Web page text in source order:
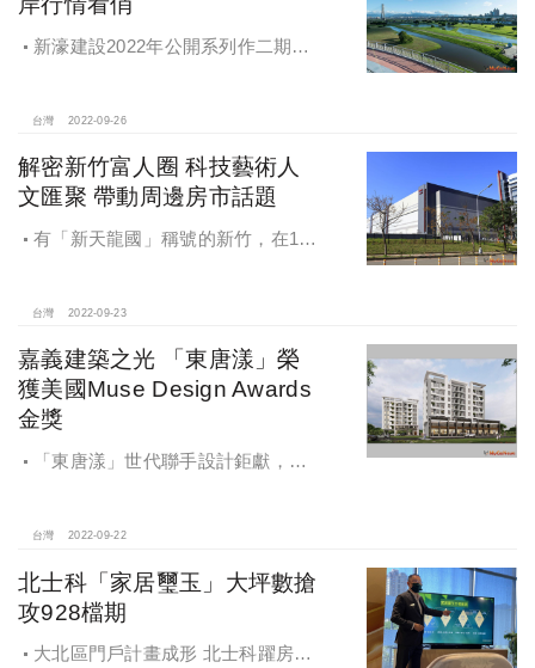
新濠建設2022年公開系列作二期
市場接受度高的20~33坪、2~3房產
品，獲得相當不錯的市場迴響。
台灣 2022-09-26
解密新竹富人圈 科技藝術人
文匯聚 帶動周邊房市話題
有「新天龍國」稱號的新竹，在16
便進入冷靜期，仍澆不息科技新貴買
屋的需求。
台灣 2022-09-23
嘉義建築之光 「東唐漾」榮
獲美國Muse Design Awards
金獎
「東唐漾」世代聯手設計鉅獻，由
偉建築師、德國IF獲獎白水設計李金
建築設計團隊設計，打造質青世代時
尚輕豪宅社區。
台灣 2022-09-22
北士科「家居璽玉」大坪數搶
攻928檔期
大北區門戶計畫成形 北士科躍房市